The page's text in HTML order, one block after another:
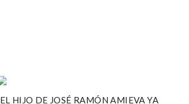
EL HIJO DE JOSÉ RAMÓN AMIEVA YA